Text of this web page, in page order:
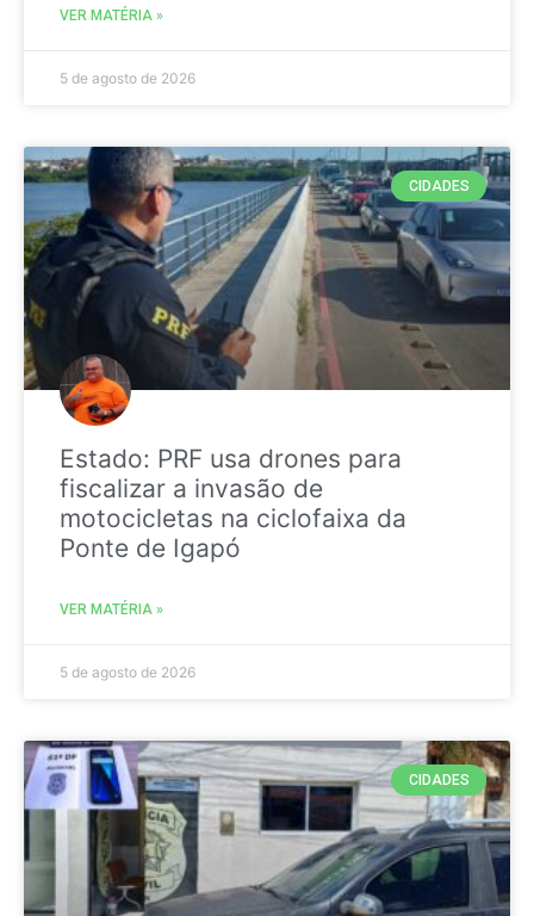
VER MATÉRIA »
5 de agosto de 2026
CIDADES
Estado: PRF usa drones para
fiscalizar a invasão de
motocicletas na ciclofaixa da
Ponte de Igapó
VER MATÉRIA »
5 de agosto de 2026
CIDADES